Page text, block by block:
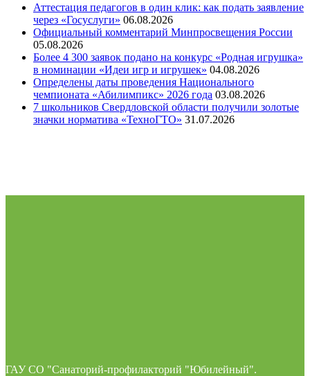
Аттестация педагогов в один клик: как подать заявление
через «Госуслуги» 06.08.2026
Официальный комментарий Минпросвещения России
05.08.2026
Более 4 300 заявок подано на конкурс «Родная игрушка»
в номинации «Идеи игр и игрушек» 04.08.2026
Определены даты проведения Национального
чемпионата «Абилимпикс» 2026 года 03.08.2026
7 школьников Свердловской области получили золотые
значки норматива «ТехноГТО» 31.07.2026
ГАУ СО "Санаторий-профилакторий "Юбилейный".